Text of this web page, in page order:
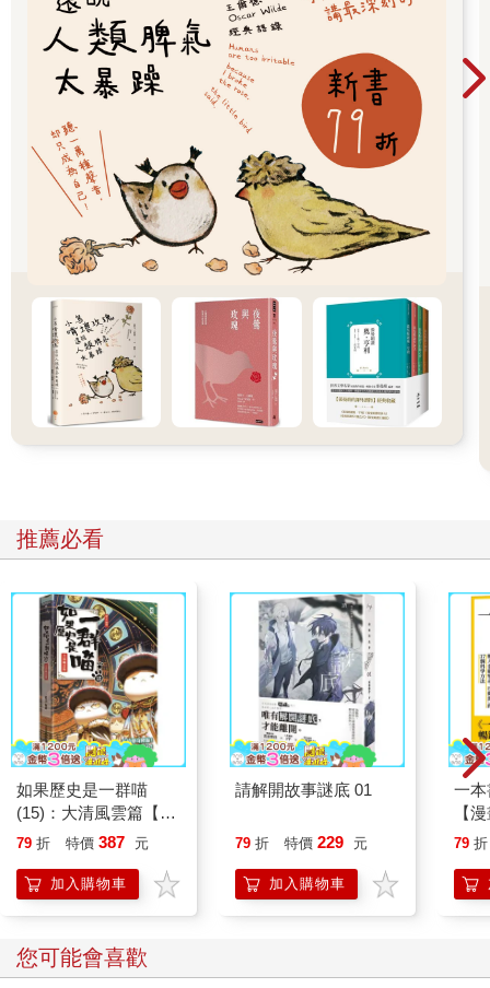
有一天，碧蒂拿著她一週的零用錢，平靜而堅定地去搭電車，嘴
裡叨念著些關於辦事和生日之類的事。對於母親困惑的詢問，她
報以安撫的微笑，含糊但堅定。
那天下午稍晚的時候，她回來了。
她既沒有帶回生日禮物，看起來也不像辦了什麼事，只拿了一個
帶有些許油漬的紙袋。她從裡面拿出一塊棕色長條形的維也納蘋
果捲（apfelstrudel）給母親。那天的她比平時更含糊其辭，但至
少看起來沒什麼事──而且那蘋果捲的味道好極了。
後來我見到了碧蒂。我們談起了各家餐廳。當我提到洛杉磯的春
天街（Spring Street）時，她的眼神突然閃爍了一下。有人曾說，
在那條街上、就在不到幾個街區的範圍內，你可以找到七個州內
最美味和最糟糕的食物。
「我聽說你上週六去了城裡。」我說，感覺自己像是福爾摩斯或
偷窺者。「你去做什麼？」
碧蒂迅速看了我一眼，然後有點不好意思地笑了笑。「春天街，
是嗎？你去了哪裡？」
「嗯……我去了凱蒂．利維（Katie Levey's）餐廳。為什麼你沒
告訴我那裡的東西這麼好吃？還有那些人！」
「很多奧地利猶太人，是吧？」
道：「但是從十一點到三點，你做了什麼？總不能吃四個小時的
碧蒂有些睥睨地回答我：「我吃的是早餐，不是午餐，而且我當
然吃了四個小時。在一家像樣的餐廳裡，這種事情他們是懂的。
我喝了咖啡，加了很多熱牛奶，還吃了維也納餡餅以及──其他東
西。」
「其他東西是指薩拉米臘腸和甜醃黃瓜嗎？」
「嗯。」
她迷濛的眼神穿過我望向遠方。我保持沉默，一直等到她終於開
口：「我坐在蛋糕櫃旁，透過鏡子看著人群。他們都好奇怪──十
一點鐘，當整個城裡其他人都在忙忙碌碌時，他們竟然那麼愜
意，尤其是在春天街那兒。他們講著各種語言，還把餡餅浸在玻
璃咖啡杯裡。」
「對！」碧蒂突然興奮地喊道：「我的咖啡也是裝在玻璃杯裡
的！那真是太棒了！」
她的臉上充滿生氣，深邃的眼眸蘊含著我從未見過的平靜。她帶
考，一邊看著他們把麵包浸在玻璃咖啡杯裡。而且我還會再去！
那真是──那正是我需要的。」
推薦必看
如果歷史是一群喵
(15)：大清風雲篇【萌
貓漫畫學歷史】
79 折 特價 387 元
加入購物車
請解開故事謎底 01
79 折 特價 229 元
加入購物車
一
【
行
「
學方
79 折
您可能會喜歡